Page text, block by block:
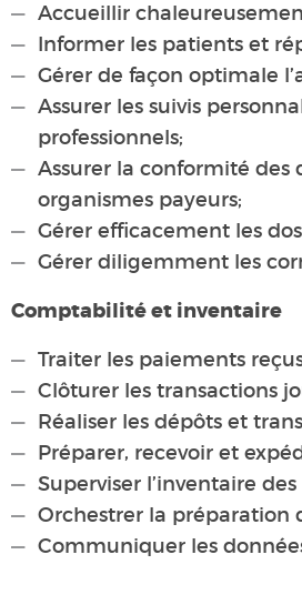
Accueillir
Informer les patients et
Gérer de façon optimale
Assurer les suivis
professionnels;
Assurer la conformité des
organismes payeurs;
Gérer efficacement les
Gérer diligemment les
Comptabilité et inventaire
Traiter les paiements
Clôturer les transactions
Réaliser les dépôts et
Préparer, recevoir et
Superviser l’inventaire
Orchestrer la préparation
Communiquer les